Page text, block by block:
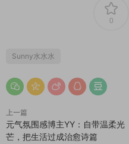
0
Sunny水水水
上一篇
元气氛围感博主YY：自带温柔光
芒，把生活过成治愈诗篇